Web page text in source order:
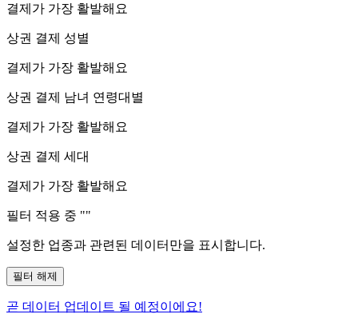
결제가 가장 활발해요
상권 결제 성별
결제가 가장 활발해요
상권 결제 남녀 연령대별
결제가 가장 활발해요
상권 결제 세대
결제가 가장 활발해요
필터 적용 중 ""
설정한 업종과 관련된 데이터만을 표시합니다.
필터 해제
곧 데이터 업데이트 될 예정이에요!